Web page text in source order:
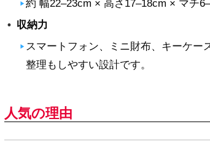
約 幅22–23cm × 高さ17–18cm × マチ
収納力
スマートフォン、ミニ財布、キーケー
整理もしやすい設計です。
人気の理由